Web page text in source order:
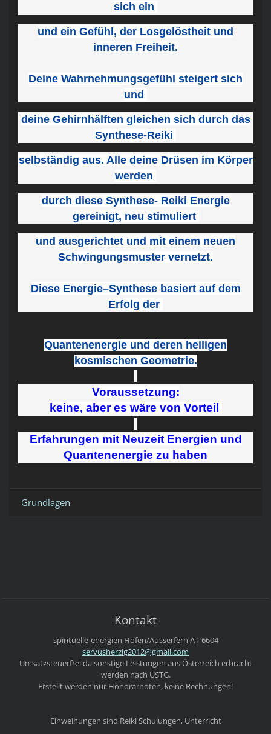
sich ein
und ein Gefühl, der Losgelöstheit und
inneren Freiheit.
Deine Wahrnehmungsgefühl steigert sich
und
deine Gehirnhälften gleichen sich durch das
Synthese-Reiki
selbständig aus. Alle deine Drüsen im Körper
werden
durch diese Synthese- Reiki Energie
gereinigt, neu stimuliert
und ausgerichtet und mit einem neuen
Schwingungsmuster vernetzt.
Diese Energie–Synthese basiert auf dem
Erfolg der
Quantenenergie und deren heiligen
kosmischen Geometrie.
Voraussetzung:
keine, aber es wäre von Vorteil
Erfahrungen mit Neuzeit Energien und
Quantenenergie zu haben
Grundlagen
Kontakt
spirituelle-energien Höfen/Ausserfern AT-6604
servusherzig2012@gmail.com
Umsatzsteuerfrei da sonstige Leistungen aus Österreich erbracht
werden nach USTG.
Erstellt werden nur Honorarnoten, keine Rechnungen!
Einweihungen sind Reiki Schulungen, Unterricht